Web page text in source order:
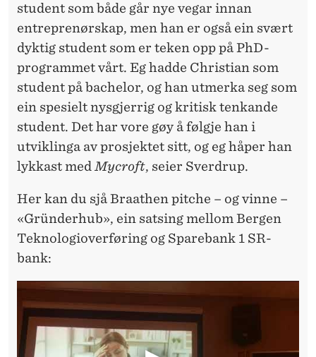
student som både går nye vegar innan
entreprenørskap, men han er også ein svært
dyktig student som er teken opp på PhD-
programmet vårt. Eg hadde Christian som
student på bachelor, og han utmerka seg som
ein spesielt nysgjerrig og kritisk tenkande
student. Det har vore gøy å følgje han i
utviklinga av prosjektet sitt, og eg håper han
lykkast medMycroft, seier Sverdrup.
Her kan du sjå Braathen pitche – og vinne –
«Gründerhub», ein satsing mellom Bergen
Teknologioverføring og Sparebank 1 SR-
bank: